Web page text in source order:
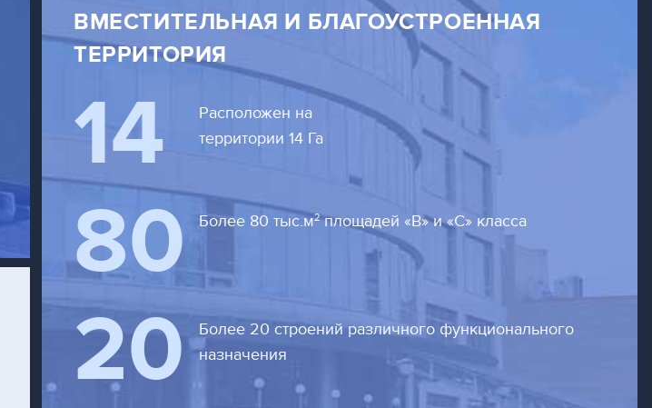
ВМЕСТИТЕЛЬНАЯ И БЛАГОУСТРОЕННАЯ
ТЕРРИТОРИЯ
14
Расположен на
территории 14 Га
80 Более 80 тыс.м2площадей «В» и «С» класса
20
Более 20 строений различного функционального
назначения